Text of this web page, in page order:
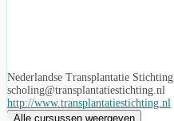
Nederlandse Transplantatie Stichting
scholing@transplantatiestichting.nl
http://www.transplantatiestichting.nl
Alle cursussen weergeven